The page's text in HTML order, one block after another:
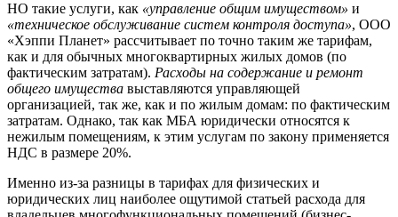
НО такие услуги, как «управление общим имуществом» и
«техническое обслуживание систем контроля доступа», ООО
«Хэппи Планет» рассчитывает по точно таким же тарифам,
как и для обычных многоквартирных жилых домов (по
фактическим затратам). Расходы на содержание и ремонт
общего имущества выставляются управляющей
организацией, так же, как и по жилым домам: по фактическим
затратам. Однако, так как МБА юридически относятся к
нежилым помещениям, к этим услугам по закону применяется
НДС в размере 20%.
Именно из-за разницы в тарифах для физических и
юридических лиц наиболее ощутимой статьей расхода для